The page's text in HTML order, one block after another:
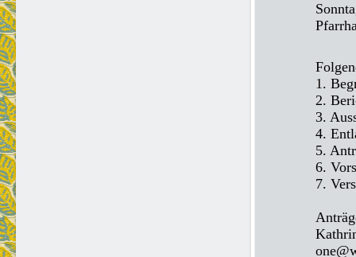
1.
2.
3.
4.
5.
6.
7.